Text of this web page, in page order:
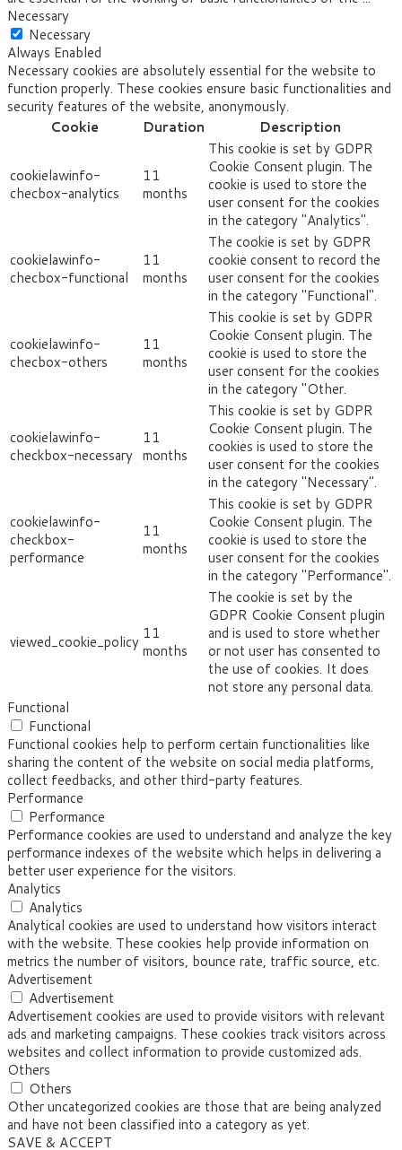
Necessary
Necessary
Always Enabled
Necessary cookies are absolutely essential for the website to
function properly. These cookies ensure basic functionalities and
security features of the website, anonymously.
Cookie
Duration Description
cookielawinfo-
checbox-analytics
11
months
This cookie is set by GDPR
Cookie Consent plugin. The
cookie is used to store the
user consent for the cookies
in the category "Analytics".
cookielawinfo-
checbox-functional
11
months
The cookie is set by GDPR
cookie consent to record the
user consent for the cookies
in the category "Functional".
cookielawinfo-
checbox-others
11
months
This cookie is set by GDPR
Cookie Consent plugin. The
cookie is used to store the
user consent for the cookies
in the category "Other.
cookielawinfo-
checkbox-necessary
11
months
This cookie is set by GDPR
Cookie Consent plugin. The
cookies is used to store the
user consent for the cookies
in the category "Necessary".
cookielawinfo-
checkbox-
performance
11
months
This cookie is set by GDPR
Cookie Consent plugin. The
cookie is used to store the
user consent for the cookies
in the category "Performance".
viewed_cookie_policy 11
months
The cookie is set by the
GDPR Cookie Consent plugin
and is used to store whether
or not user has consented to
the use of cookies. It does
not store any personal data.
Functional
Functional
Functional cookies help to perform certain functionalities like
sharing the content of the website on social media platforms,
collect feedbacks, and other third-party features.
Performance
Performance
Performance cookies are used to understand and analyze the key
performance indexes of the website which helps in delivering a
better user experience for the visitors.
Analytics
Analytics
Analytical cookies are used to understand how visitors interact
with the website. These cookies help provide information on
metrics the number of visitors, bounce rate, traffic source, etc.
Advertisement
Advertisement
Advertisement cookies are used to provide visitors with relevant
ads and marketing campaigns. These cookies track visitors across
websites and collect information to provide customized ads.
Others
Others
Other uncategorized cookies are those that are being analyzed
and have not been classified into a category as yet.
SAVE & ACCEPT